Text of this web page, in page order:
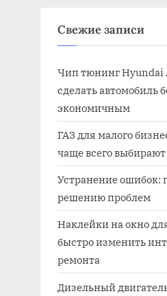
Свежие записи
Чип тюнинг Hyundai
сделать автомобиль
экономичным
ГАЗ для малого
чаще всего выбирают
Устранение ошибок:
решению проблем
Наклейки на окно
быстро изменить
ремонта
Дизельный